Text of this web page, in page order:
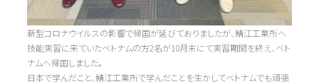
新型コロナウイルスの影響で帰国が延びておりましたが、鯖江工業所へ
技能実習に来ていたベトナムの方2名が10月末にて実習期間を終え、ベト
ナムへ帰国しました。
日本で学んだこと、鯖江工業所で学んだことを生かしてベトナムでも頑張